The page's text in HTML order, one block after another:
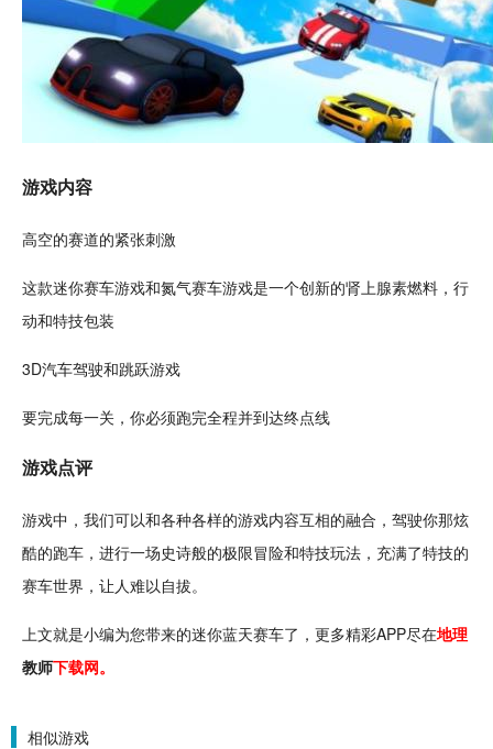
游戏内容
高空的赛道的紧张刺激
这款迷你赛车游戏和氮气赛车游戏是一个创新的肾上腺素燃料，行
动和特技包装
3D汽车驾驶和跳跃游戏
要完成每一关，你必须跑完全程并到达终点线
游戏点评
游戏中，我们可以和各种各样的游戏内容互相的融合，驾驶你那炫
酷的跑车，进行一场史诗般的极限冒险和特技玩法，充满了特技的
赛车世界，让人难以自拔。
上文就是小编为您带来的迷你蓝天赛车了，更多精彩APP尽在地理
教师下载网。
相似游戏